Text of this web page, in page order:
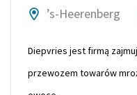
’s-Heerenberg
Diepvries jest firmą
przewozem towarów